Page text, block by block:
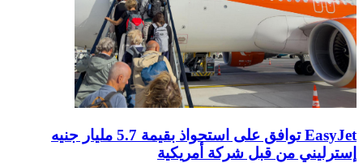
EasyJet توافق على استحواذ بقيمة 5.7 مليار جنيه
إسترليني من قبل شركة أمريكية